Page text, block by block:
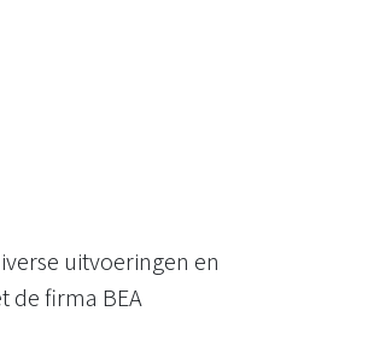
uitvoeringen en
de firma BEA